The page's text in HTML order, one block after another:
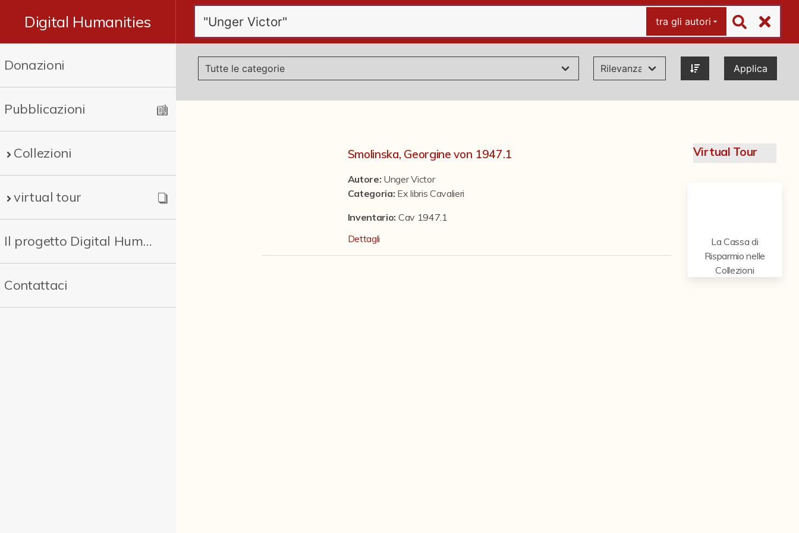
Digital Humanities
Donazioni
Pubblicazioni
Collezioni
virtual tour
Il progetto Digital Humanities
Contattaci
tra gli autori
Applica
Smolinska, Georgine von 1947.1
Autore: Unger Victor
Categoria: Ex libris Cavalieri
Inventario: Cav 1947.1
Dettagli
Virtual Tour
La Cassa di
Risparmio nelle
Collezioni